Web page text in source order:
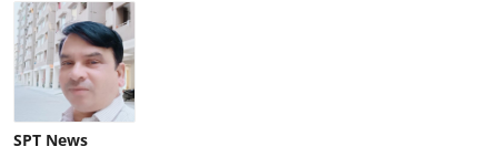
SPT News